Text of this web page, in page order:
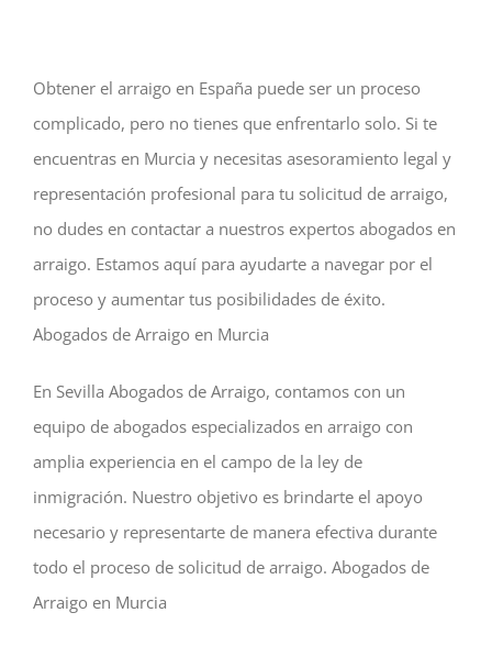
Obtener el arraigo en España puede ser un proceso
complicado, pero no tienes que enfrentarlo solo. Si te
encuentras en Murcia y necesitas asesoramiento legal y
representación profesional para tu solicitud de arraigo,
no dudes en contactar a nuestros expertos abogados en
arraigo. Estamos aquí para ayudarte a navegar por el
proceso y aumentar tus posibilidades de éxito.
Abogados de Arraigo en Murcia
En Sevilla Abogados de Arraigo, contamos con un
equipo de abogados especializados en arraigo con
amplia experiencia en el campo de la ley de
inmigración. Nuestro objetivo es brindarte el apoyo
necesario y representarte de manera efectiva durante
todo el proceso de solicitud de arraigo. Abogados de
Arraigo en Murcia